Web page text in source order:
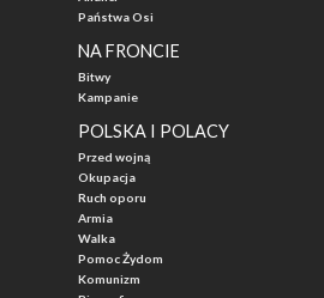
Państwa Osi
NA FRONCIE
Bitwy
Kampanie
POLSKA I POLACY
Przed wojną
Okupacja
Ruch oporu
Armia
Walka
Pomoc Żydom
Komunizm